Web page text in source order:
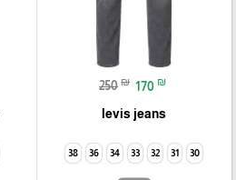
250 ₪ 170 ₪
levis jeans
30
31
32
33
34
36
38